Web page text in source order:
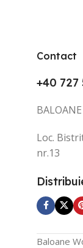
Contact
+40 727
Loc.
nr.13
Baloane